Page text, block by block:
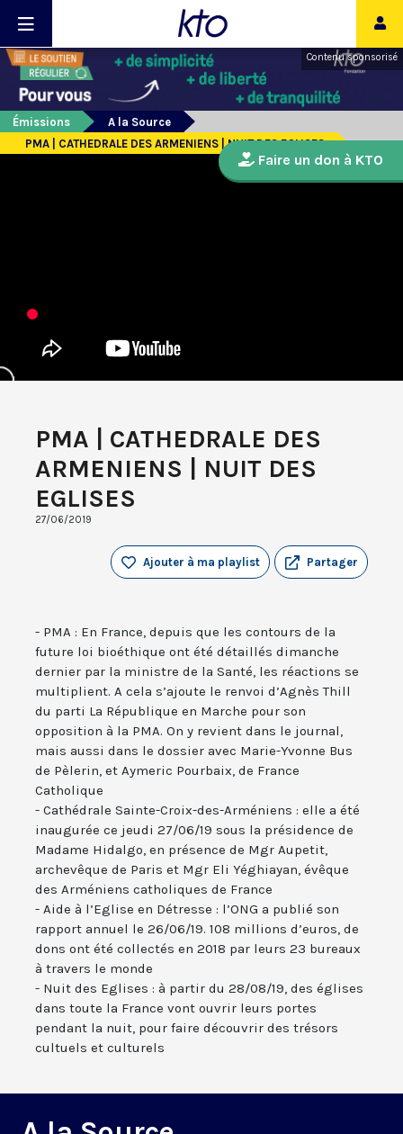
Contenu sponsorisé
Émissions
A la Source
PMA | CATHEDRALE DES ARMENIENS | NUIT DES EGLISES
PMA | CATHEDRALE DES
ARMENIENS | NUIT DES
EGLISES
27/06/2019
Partager
Ajouter à ma playlist
- PMA : En France, depuis que les contours de la
future loi bioéthique ont été détaillés dimanche
dernier par la ministre de la Santé, les réactions se
multiplient. A cela s’ajoute le renvoi d’Agnès Thill
du parti La République en Marche pour son
opposition à la PMA. On y revient dans le journal,
mais aussi dans le dossier avec Marie-Yvonne Bus
de Pèlerin, et Aymeric Pourbaix, de France
Catholique
- Cathédrale Sainte-Croix-des-Arméniens : elle a été
inaugurée ce jeudi 27/06/19 sous la présidence de
Madame Hidalgo, en présence de Mgr Aupetit,
archevêque de Paris et Mgr Eli Yéghiayan, évêque
des Arméniens catholiques de France
- Aide à l’Eglise en Détresse : l’ONG a publié son
rapport annuel le 26/06/19. 108 millions d’euros, de
dons ont été collectés en 2018 par leurs 23 bureaux
à travers le monde
- Nuit des Eglises : à partir du 28/08/19, des églises
dans toute la France vont ouvrir leurs portes
pendant la nuit, pour faire découvrir des trésors
cultuels et culturels
Faire un don à KTO